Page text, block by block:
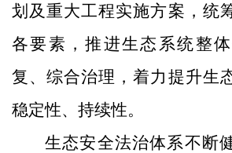
划及重大工程实施方案，统
各要素，推进生态系统整
复、综合治理，着力提升生
稳定性、持续性。
生态安全法治体系不断